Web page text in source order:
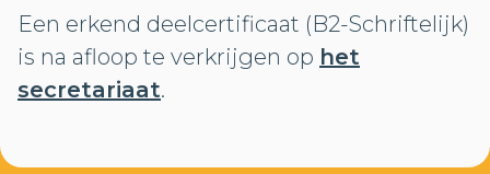
Een erkend deelcertificaat (B2-Schriftelijk)
is na afloop te verkrijgen op het
secretariaat.